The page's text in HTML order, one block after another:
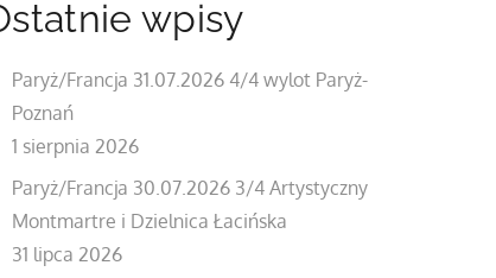
wpisy
Paryż/Francja 31.07.2026 4/4 wylot Paryż-
Poznań
1 sierpnia 2026
Paryż/Francja 30.07.2026 3/4 Artystyczny
Montmartre i Dzielnica Łacińska
31 lipca 2026